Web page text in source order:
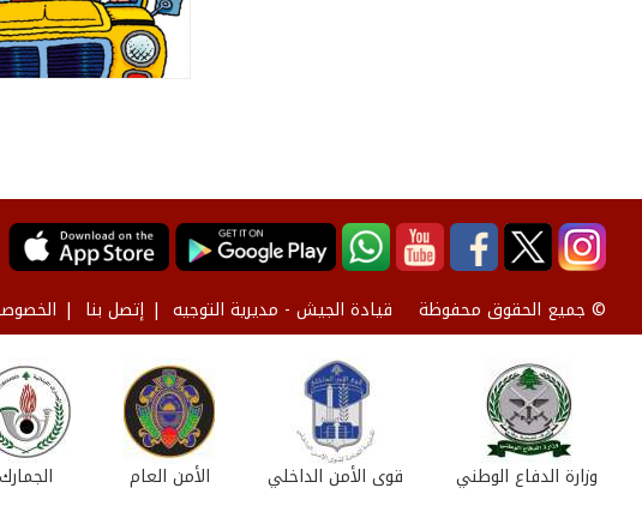
© جميع الحقوق محفوظة قيادة الجيش - مديرية التوجيه إتصل بنا
الجمارك الأمن العام قوى الأمن الداخلي وزارة الدفاع الوطني